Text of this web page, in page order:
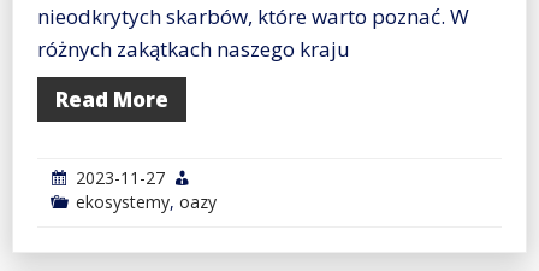
nieodkrytych skarbów, które warto poznać. W
różnych zakątkach naszego kraju
Read More
2023-11-27
ekosystemy, oazy